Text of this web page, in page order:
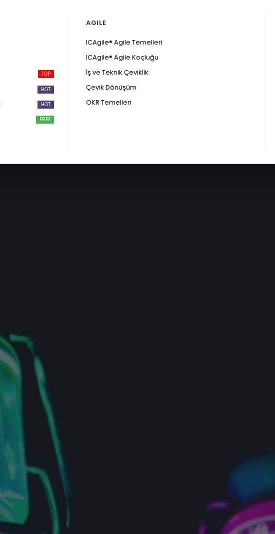
AGILE
ICAgile® Agile Temelleri
ICAgile® Agile Koçluğu
İş ve Teknik Çeviklik
Çevik Dönüşüm
OKR Temelleri